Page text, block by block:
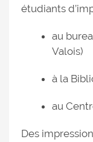
étudiants
au
Valois)
à la
au
Des